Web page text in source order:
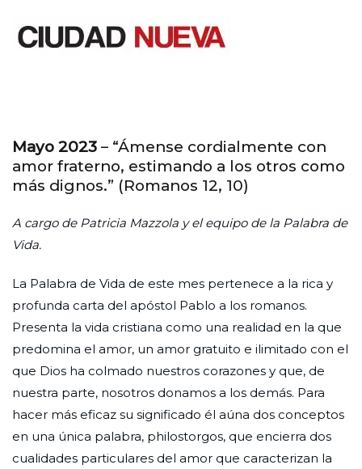
Mayo 2023 – “Ámense cordialmente con
amor fraterno, estimando a los otros como
más dignos.” (Romanos 12, 10)
A cargo de Patricia Mazzola y el equipo de la Palabra de
Vida.
La Palabra de Vida de este mes pertenece a la rica y
profunda carta del apóstol Pablo a los romanos.
Presenta la vida cristiana como una realidad en la que
predomina el amor, un amor gratuito e ilimitado con el
que Dios ha colmado nuestros corazones y que, de
nuestra parte, nosotros donamos a los demás. Para
hacer más eficaz su significado él aúna dos conceptos
en una única palabra, philostorgos, que encierra dos
cualidades particulares del amor que caracterizan la